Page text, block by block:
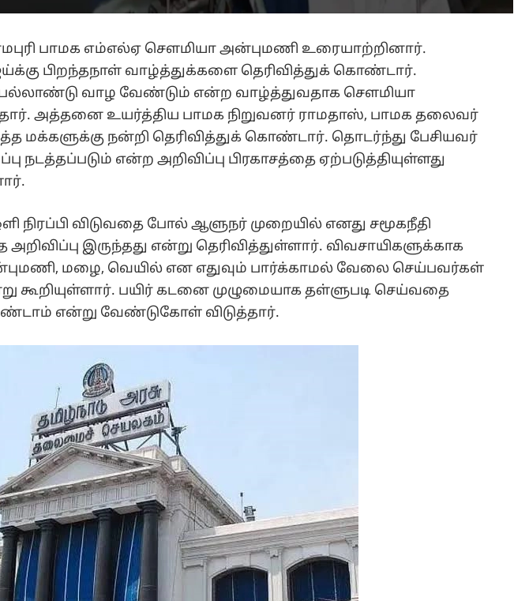
பாமக எம்எல்ஏ சௌமியா அன்புமணி உரையாற்றினார்.
பிறந்தநாள் வாழ்த்துக்களை தெரிவித்துக் கொண்டார்.
பல்லாண்டு வாழ வேண்டும் என்ற வாழ்த்துவதாக சௌமியா
அத்தனை உயர்த்திய பாமக நிறுவனர் ராமதாஸ், பாமக தலைவர்
மக்களுக்கு நன்றி தெரிவித்துக் கொண்டார். தொடர்ந்து பேசியவர்
நடத்தப்படும் என்ற அறிவிப்பு பிரகாசத்தை ஏற்படுத்தியுள்ளது
நிரப்பி விடுவதை போல் ஆளுநர் முறையில் எனது சமூகநீதி
அறிவிப்பு இருந்தது என்று தெரிவித்துள்ளார். விவசாயிகளுக்காக
மழை, வெயில் என எதுவும் பார்க்காமல் வேலை செய்பவர்கள்
பயிர் கடனை முழுமையாக தள்ளுபடி செய்வதை
என்று வேண்டுகோள் விடுத்தார்.